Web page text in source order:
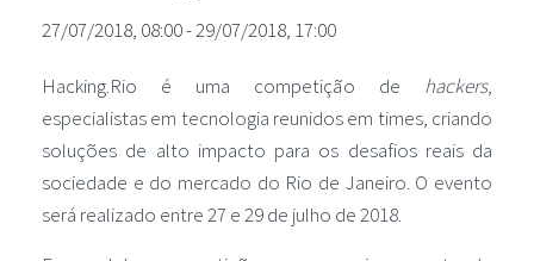
27/07/2018, 08:00-29/07/2018, 17:00
Hacking.Rio é uma competição de hackers,
especialistas em tecnologia reunidos em times, criando
soluções de alto impacto para os desafios reais da
sociedade e do mercado do Rio de Janeiro. O evento
será realizado entre 27 e 29 de julho de 2018.